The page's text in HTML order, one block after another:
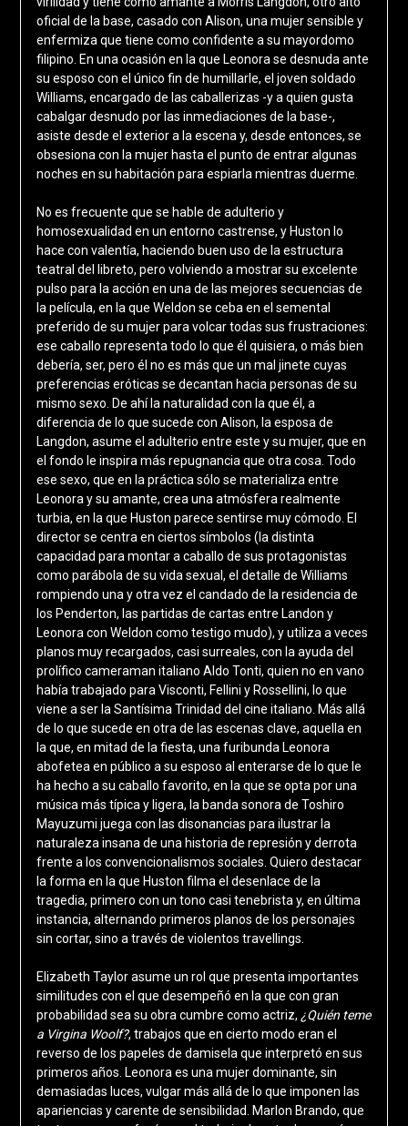
oficial de la base, casado con Alison, una mujer sensible y
enfermiza que tiene como confidente a su mayordomo
filipino. En una ocasión en la que Leonora se desnuda ante
su esposo con el único fin de humillarle, el joven soldado
Williams, encargado de las caballerizas -y a quien gusta
cabalgar desnudo por las inmediaciones de la base-,
asiste desde el exterior a la escena y, desde entonces, se
obsesiona con la mujer hasta el punto de entrar algunas
noches en su habitación para espiarla mientras duerme.
No es frecuente que se hable de adulterio y
homosexualidad en un entorno castrense, y Huston lo
hace con valentía, haciendo buen uso de la estructura
teatral del libreto, pero volviendo a mostrar su excelente
pulso para la acción en una de las mejores secuencias de
la película, en la que Weldon se ceba en el semental
preferido de su mujer para volcar todas sus frustraciones:
ese caballo representa todo lo que él quisiera, o más bien
debería, ser, pero él no es más que un mal jinete cuyas
preferencias eróticas se decantan hacia personas de su
mismo sexo. De ahí la naturalidad con la que él, a
diferencia de lo que sucede con Alison, la esposa de
Langdon, asume el adulterio entre este y su mujer, que en
el fondo le inspira más repugnancia que otra cosa. Todo
ese sexo, que en la práctica sólo se materializa entre
Leonora y su amante, crea una atmósfera realmente
turbia, en la que Huston parece sentirse muy cómodo. El
director se centra en ciertos símbolos (la distinta
capacidad para montar a caballo de sus protagonistas
como parábola de su vida sexual, el detalle de Williams
rompiendo una y otra vez el candado de la residencia de
los Penderton, las partidas de cartas entre Landon y
Leonora con Weldon como testigo mudo), y utiliza a veces
planos muy recargados, casi surreales, con la ayuda del
prolífico cameraman italiano Aldo Tonti, quien no en vano
había trabajado para Visconti, Fellini y Rossellini, lo que
viene a ser la Santísima Trinidad del cine italiano. Más allá
de lo que sucede en otra de las escenas clave, aquella en
la que, en mitad de la fiesta, una furibunda Leonora
abofetea en público a su esposo al enterarse de lo que le
ha hecho a su caballo favorito, en la que se opta por una
música más típica y ligera, la banda sonora de Toshiro
Mayuzumi juega con las disonancias para ilustrar la
naturaleza insana de una historia de represión y derrota
frente a los convencionalismos sociales. Quiero destacar
la forma en la que Huston filma el desenlace de la
tragedia, primero con un tono casi tenebrista y, en última
instancia, alternando primeros planos de los personajes
sin cortar, sino a través de violentos travellings.
Elizabeth Taylor asume un rol que presenta importantes
similitudes con el que desempeñó en la que con gran
probabilidad sea su obra cumbre como actriz, ¿Quién teme
a Virgina Woolf?, trabajos que en cierto modo eran el
reverso de los papeles de damisela que interpretó en sus
primeros años. Leonora es una mujer dominante, sin
demasiadas luces, vulgar más allá de lo que imponen las
apariencias y carente de sensibilidad. Marlon Brando, que